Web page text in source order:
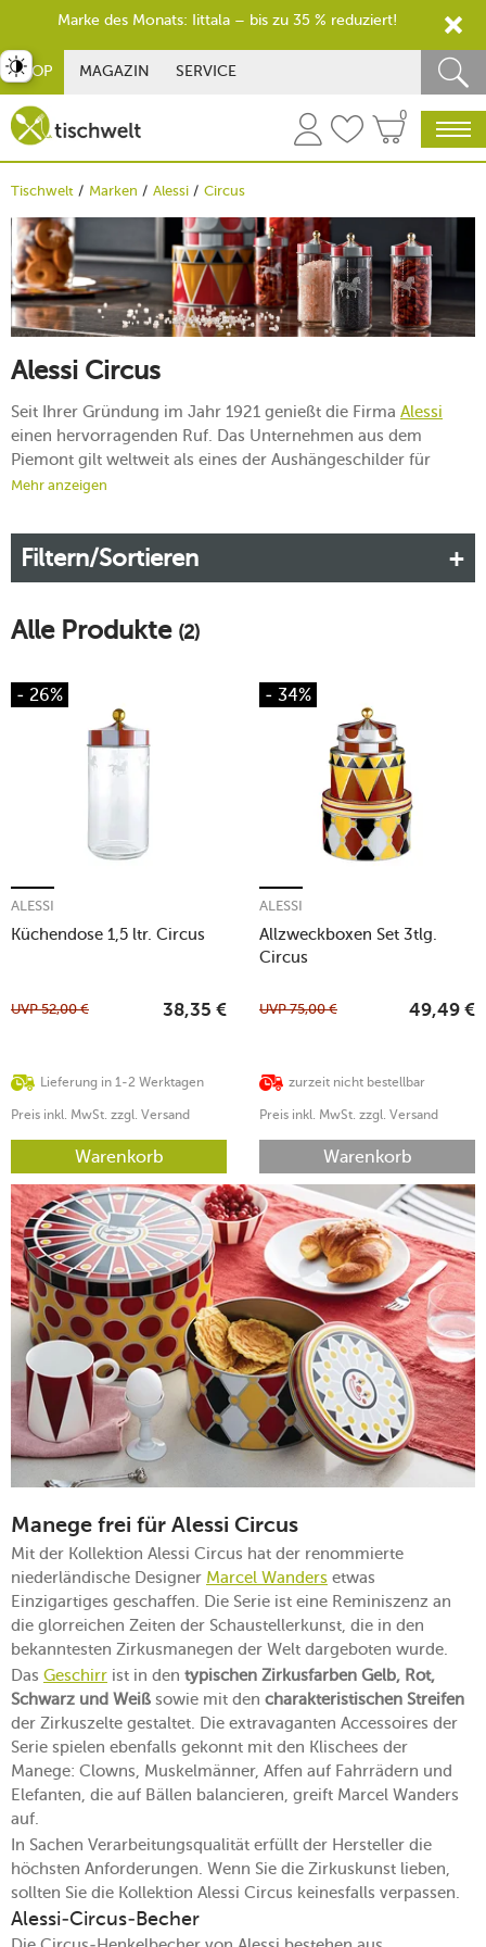
SHOP MAGAZIN SERVICE
0
Tischwelt Marken Alessi Circus
Alessi Circus
Seit Ihrer Gründung im Jahr 1921 genießt die Firma Alessi
einen hervorragenden Ruf. Das Unternehmen aus dem
Piemont gilt weltweit als eines der Aushängeschilder für
italienisches Design
auch mit dekorativen Accessoires. Die Kollektionen entstehen
in Zusammenarbeit mit berühmten Künstlern. Mit Alessi
Circus betritt eineknallbunte und extravagante Kollektiondie
Mehr erfahren!
Mehr anzeigen
Filtern/Sortieren
Alle Produkte (2)
- 26%
Küchendose 1,5 ltr. Circus
ALESSI
Lieferung in 1-2 Werktagen
UVP52,00 € 38,35 €
Preis inkl. MwSt. zzgl. Versand
Warenkorb
- 34%
Allzweckboxen Set 3tlg.
Circus
ALESSI
zurzeit nicht bestellbar
UVP75,00 € 49,49 €
Preis inkl. MwSt. zzgl. Versand
Warenkorb
Manege frei für Alessi Circus
Mit der Kollektion Alessi Circus hat der renommierte
niederländische Designer Marcel Wanders etwas
Einzigartiges geschaffen. Die Serie ist eine Reminiszenz an
die glorreichen Zeiten der Schaustellerkunst, die in den
bekanntesten Zirkusmanegen der Welt dargeboten wurde.
Das Geschirr ist in den typischen Zirkusfarben Gelb, Rot,
Schwarz und Weiß sowie mit den charakteristischen Streifen
der Zirkuszelte gestaltet. Die extravaganten Accessoires der
Serie spielen ebenfalls gekonnt mit den Klischees der
Manege: Clowns, Muskelmänner, Affen auf Fahrrädern und
Elefanten, die auf Bällen balancieren, greift Marcel Wanders
auf.
In Sachen Verarbeitungsqualität erfüllt der Hersteller die
höchsten Anforderungen. Wenn Sie die Zirkuskunst lieben,
sollten Sie die Kollektion Alessi Circus keinesfalls verpassen.
Alessi-Circus-Becher
umschalten
Marke des Monats: Iittala – bis zu 35 % reduziert!